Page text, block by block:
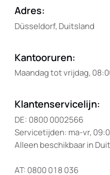
Adres:
Düsseldorf, Duitsland
Kantooruren:
Maandag tot vrijdag,
Klantenservicelijn:
DE: 0800 0002566
Servicetijden: ma-vr,
Alleen beschikbaar in
AT: 0800 018 036